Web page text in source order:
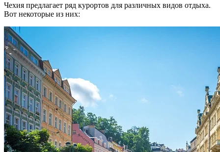
Чехия предлагает ряд курортов для различных видов отдыха.
Вот некоторые из них: